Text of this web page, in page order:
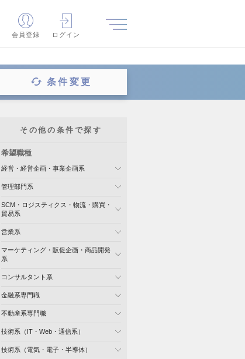
会員登録 ログイン
条件変更
その他の条件で探す
希望職種
経営・経営企画・事業企画系
管理部門系
SCM・ロジスティクス・物流・購買・
貿易系
営業系
マーケティング・販促企画・商品開発
系
コンサルタント系
金融系専門職
不動産系専門職
技術系（IT・Web・通信系）
技術系（電気・電子・半導体）